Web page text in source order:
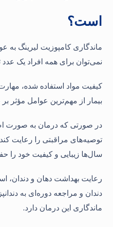
است؟
ماندگاری کامپوزیت لیرینگ به
نمی‌توان برای همه افراد یک
کیفیت مواد استفاده شده،
بیمار از مهم‌ترین عوامل مؤثر
در صورتی که درمان به صورت
توصیه‌های مراقبتی را رعایت
سال‌ها زیبایی و کیفیت خود را
رعایت بهداشت دهان و دندان،
دندان و مراجعه دوره‌ای به
ماندگاری این درمان دارد.